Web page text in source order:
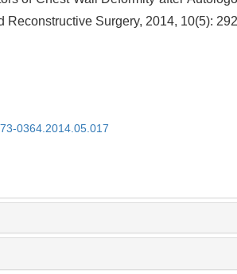
Surgery, 2014, 10(5):
0364.2014.05.017